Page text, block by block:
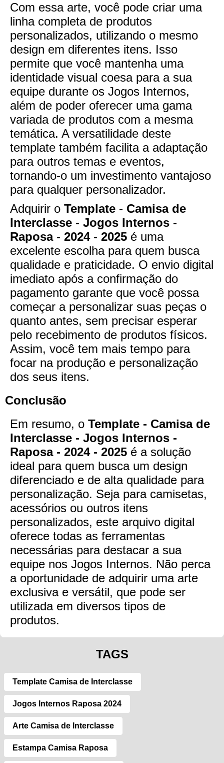
Com essa arte, você pode criar uma
linha completa de produtos
personalizados, utilizando o mesmo
design em diferentes itens. Isso
permite que você mantenha uma
identidade visual coesa para a sua
equipe durante os Jogos Internos,
além de poder oferecer uma gama
variada de produtos com a mesma
temática. A versatilidade deste
template também facilita a adaptação
para outros temas e eventos,
tornando-o um investimento vantajoso
para qualquer personalizador.
Adquirir o Template - Camisa de
Interclasse - Jogos Internos -
Raposa - 2024 - 2025 é uma
excelente escolha para quem busca
qualidade e praticidade. O envio digital
imediato após a confirmação do
pagamento garante que você possa
começar a personalizar suas peças o
quanto antes, sem precisar esperar
pelo recebimento de produtos físicos.
Assim, você tem mais tempo para
focar na produção e personalização
dos seus itens.
Conclusão
Em resumo, o Template - Camisa de
Interclasse - Jogos Internos -
Raposa - 2024 - 2025 é a solução
ideal para quem busca um design
diferenciado e de alta qualidade para
personalização. Seja para camisetas,
acessórios ou outros itens
personalizados, este arquivo digital
oferece todas as ferramentas
necessárias para destacar a sua
equipe nos Jogos Internos. Não perca
a oportunidade de adquirir uma arte
exclusiva e versátil, que pode ser
utilizada em diversos tipos de
produtos.
TAGS
Template Camisa de Interclasse
Jogos Internos Raposa 2024
Arte Camisa de Interclasse
Estampa Camisa Raposa